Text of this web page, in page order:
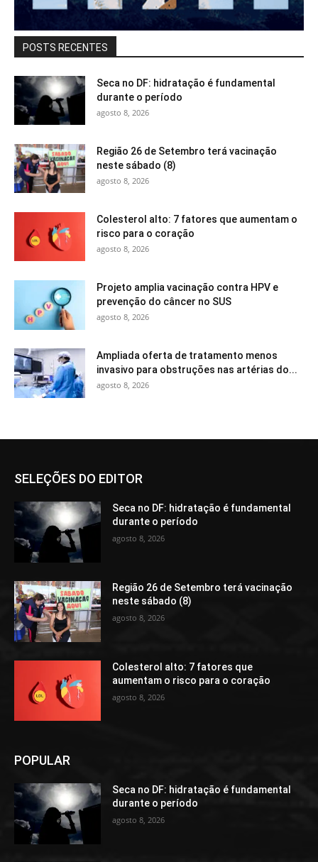
POSTS RECENTES
Seca no DF: hidratação é fundamental
durante o período
agosto 8, 2026
Região 26 de Setembro terá vacinação
neste sábado (8)
agosto 8, 2026
Colesterol alto: 7 fatores que aumentam o
risco para o coração
agosto 8, 2026
Projeto amplia vacinação contra HPV e
prevenção do câncer no SUS
agosto 8, 2026
Ampliada oferta de tratamento menos
invasivo para obstruções nas artérias do...
agosto 8, 2026
SELEÇÕES DO EDITOR
Seca no DF: hidratação é fundamental
durante o período
agosto 8, 2026
Região 26 de Setembro terá vacinação
neste sábado (8)
agosto 8, 2026
Colesterol alto: 7 fatores que
aumentam o risco para o coração
agosto 8, 2026
POPULAR
Seca no DF: hidratação é fundamental
durante o período
agosto 8, 2026